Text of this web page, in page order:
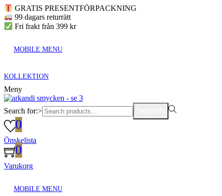
GRATIS PRESENTFÖRPACKNING
99 dagars returrätt
Fri frakt från 399 kr
MOBILE MENU
KOLLEKTION
Meny
Search for:>
0
Önskelista
0
Varukorg
MOBILE MENU